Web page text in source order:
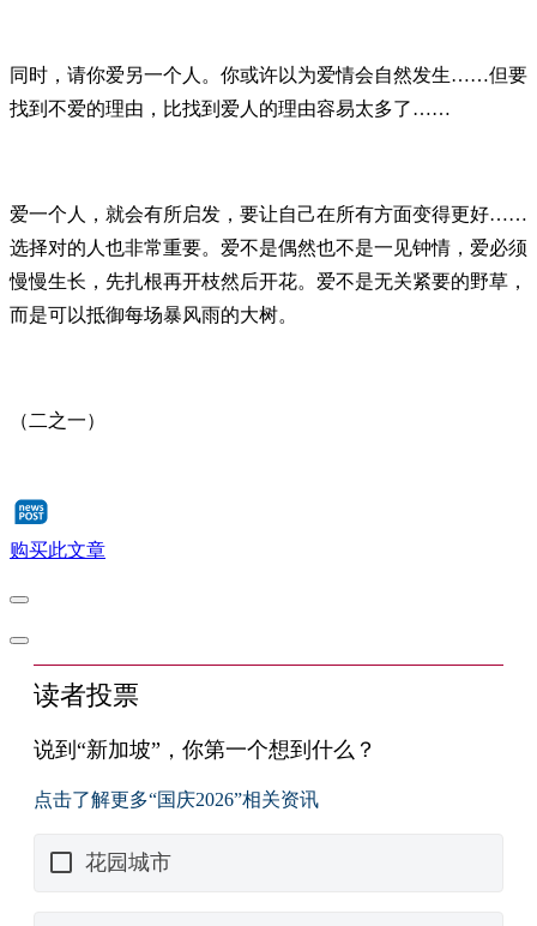
同时，请你爱另一个人。你或许以为爱情会自然发生……但要
找到不爱的理由，比找到爱人的理由容易太多了……
爱一个人，就会有所启发，要让自己在所有方面变得更好……
选择对的人也非常重要。爱不是偶然也不是一见钟情，爱必须
慢慢生长，先扎根再开枝然后开花。爱不是无关紧要的野草，
而是可以抵御每场暴风雨的大树。
（二之一）
购买此文章